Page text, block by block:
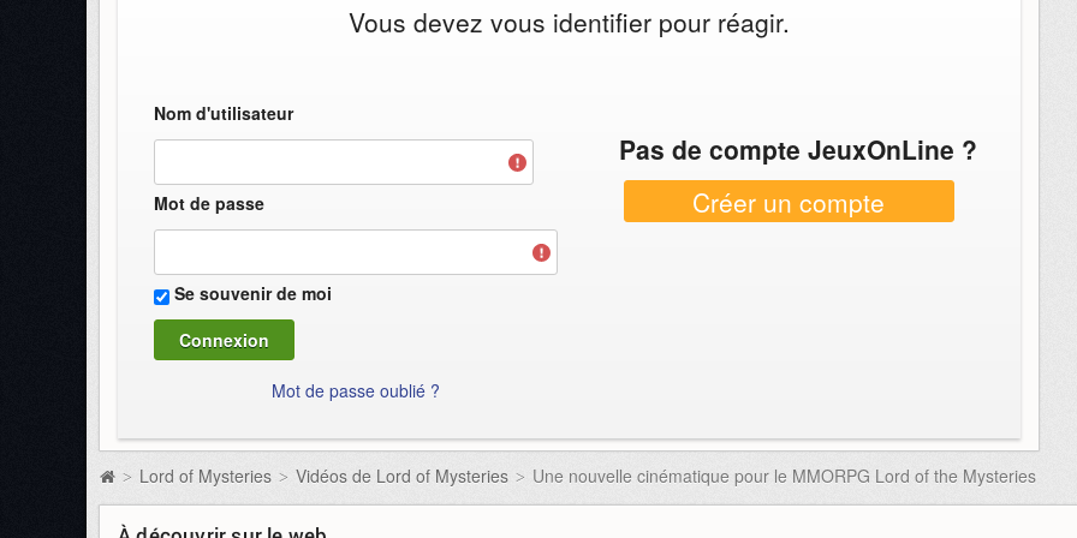
Vous devez vous identifier pour réagir.
Nom d'utilisateur
Mot de passe
Se souvenir de moi
Mot de passe oublié ?
Pas de compte JeuxOnLine ?
Créer un compte
> Lord of Mysteries > Vidéos de Lord of Mysteries > Une nouvelle cinématique pour le MMORPG Lord of the Mysteries